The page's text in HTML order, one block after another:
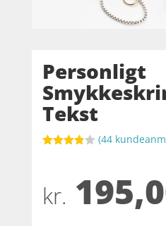
Personligt
Tekst
baseret
på
(44
kr.